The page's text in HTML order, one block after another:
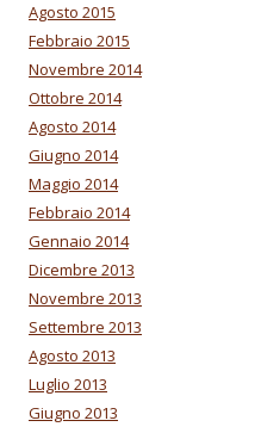
Agosto 2015
Febbraio 2015
Novembre 2014
Ottobre 2014
Agosto 2014
Giugno 2014
Maggio 2014
Febbraio 2014
Gennaio 2014
Dicembre 2013
Novembre 2013
Settembre 2013
Agosto 2013
Luglio 2013
Giugno 2013